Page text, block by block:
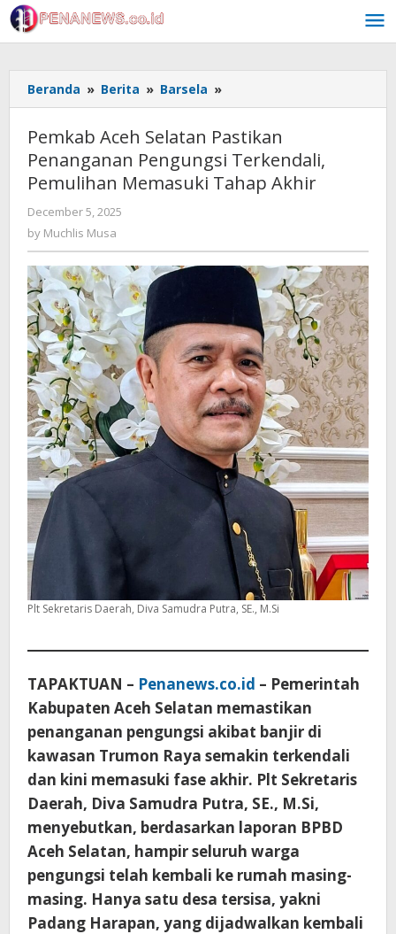
Skip
to
content
Beranda » Berita » Barsela »
Aceh
Pastikan
Penanganan
Pengungsi
Terkendali,
Tahap
Akhir
Pemkab Aceh Selatan Pastikan
Penanganan Pengungsi Terkendali,
Pemulihan Memasuki Tahap Akhir
December 5, 2025
by Muchlis Musa
Plt Sekretaris Daerah, Diva Samudra Putra, SE., M.Si
TAPAKTUAN – Penanews.co.id – Pemerintah
Kabupaten Aceh Selatan memastikan
penanganan pengungsi akibat banjir di
kawasan Trumon Raya semakin terkendali
dan kini memasuki fase akhir. Plt Sekretaris
Daerah, Diva Samudra Putra, SE., M.Si,
menyebutkan, berdasarkan laporan BPBD
Aceh Selatan, hampir seluruh warga
pengungsi telah kembali ke rumah masing-
masing. Hanya satu desa tersisa, yakni
Padang Harapan, yang dijadwalkan kembali